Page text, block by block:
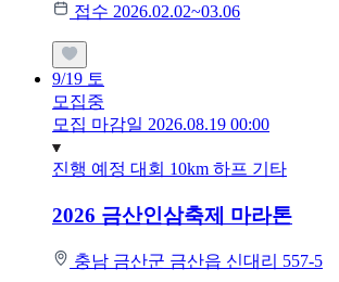
접수 2026.02.02~03.06
9/19 토
모집중
모집 마감일 2026.08.19 00:00
진행 예정 대회 10km 하프 기타
2026 금산인삼축제 마라톤
충남 금산군 금산읍 신대리 557-5